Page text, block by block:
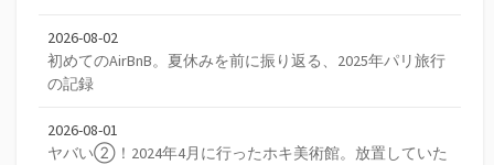
2026-08-02
初めてのAirBnB。夏休みを前に振り返る、2025年パリ旅行
の記録
2026-08-01
ヤバい②！2024年4月に行ったホキ美術館。放置していた